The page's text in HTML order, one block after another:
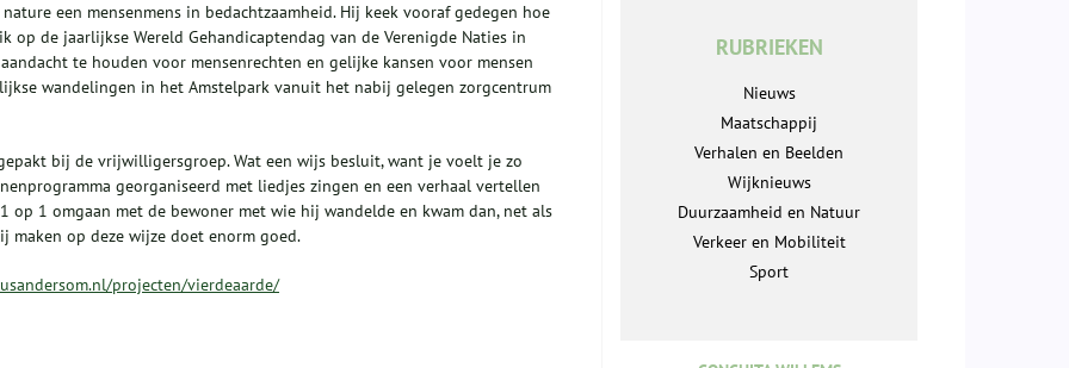
een mensenmens in bedachtzaamheid. Hij keek vooraf gedegen hoe
op de jaarlijkse Wereld Gehandicaptendag van de Verenigde Naties in
te houden voor mensenrechten en gelijke kansen voor mensen
wandelingen in het Amstelpark vanuit het nabij gelegen zorgcentrum
bij de vrijwilligersgroep. Wat een wijs besluit, want je voelt je zo
georganiseerd met liedjes zingen en een verhaal vertellen
op 1 omgaan met de bewoner met wie hij wandelde en kwam dan, net als
maken op deze wijze doet enorm goed.
projecten/vierdeaarde/
RUBRIEKEN
Nieuws
Maatschappij
Verhalen en Beelden
Wijknieuws
Duurzaamheid en Natuur
Verkeer en Mobiliteit
Sport